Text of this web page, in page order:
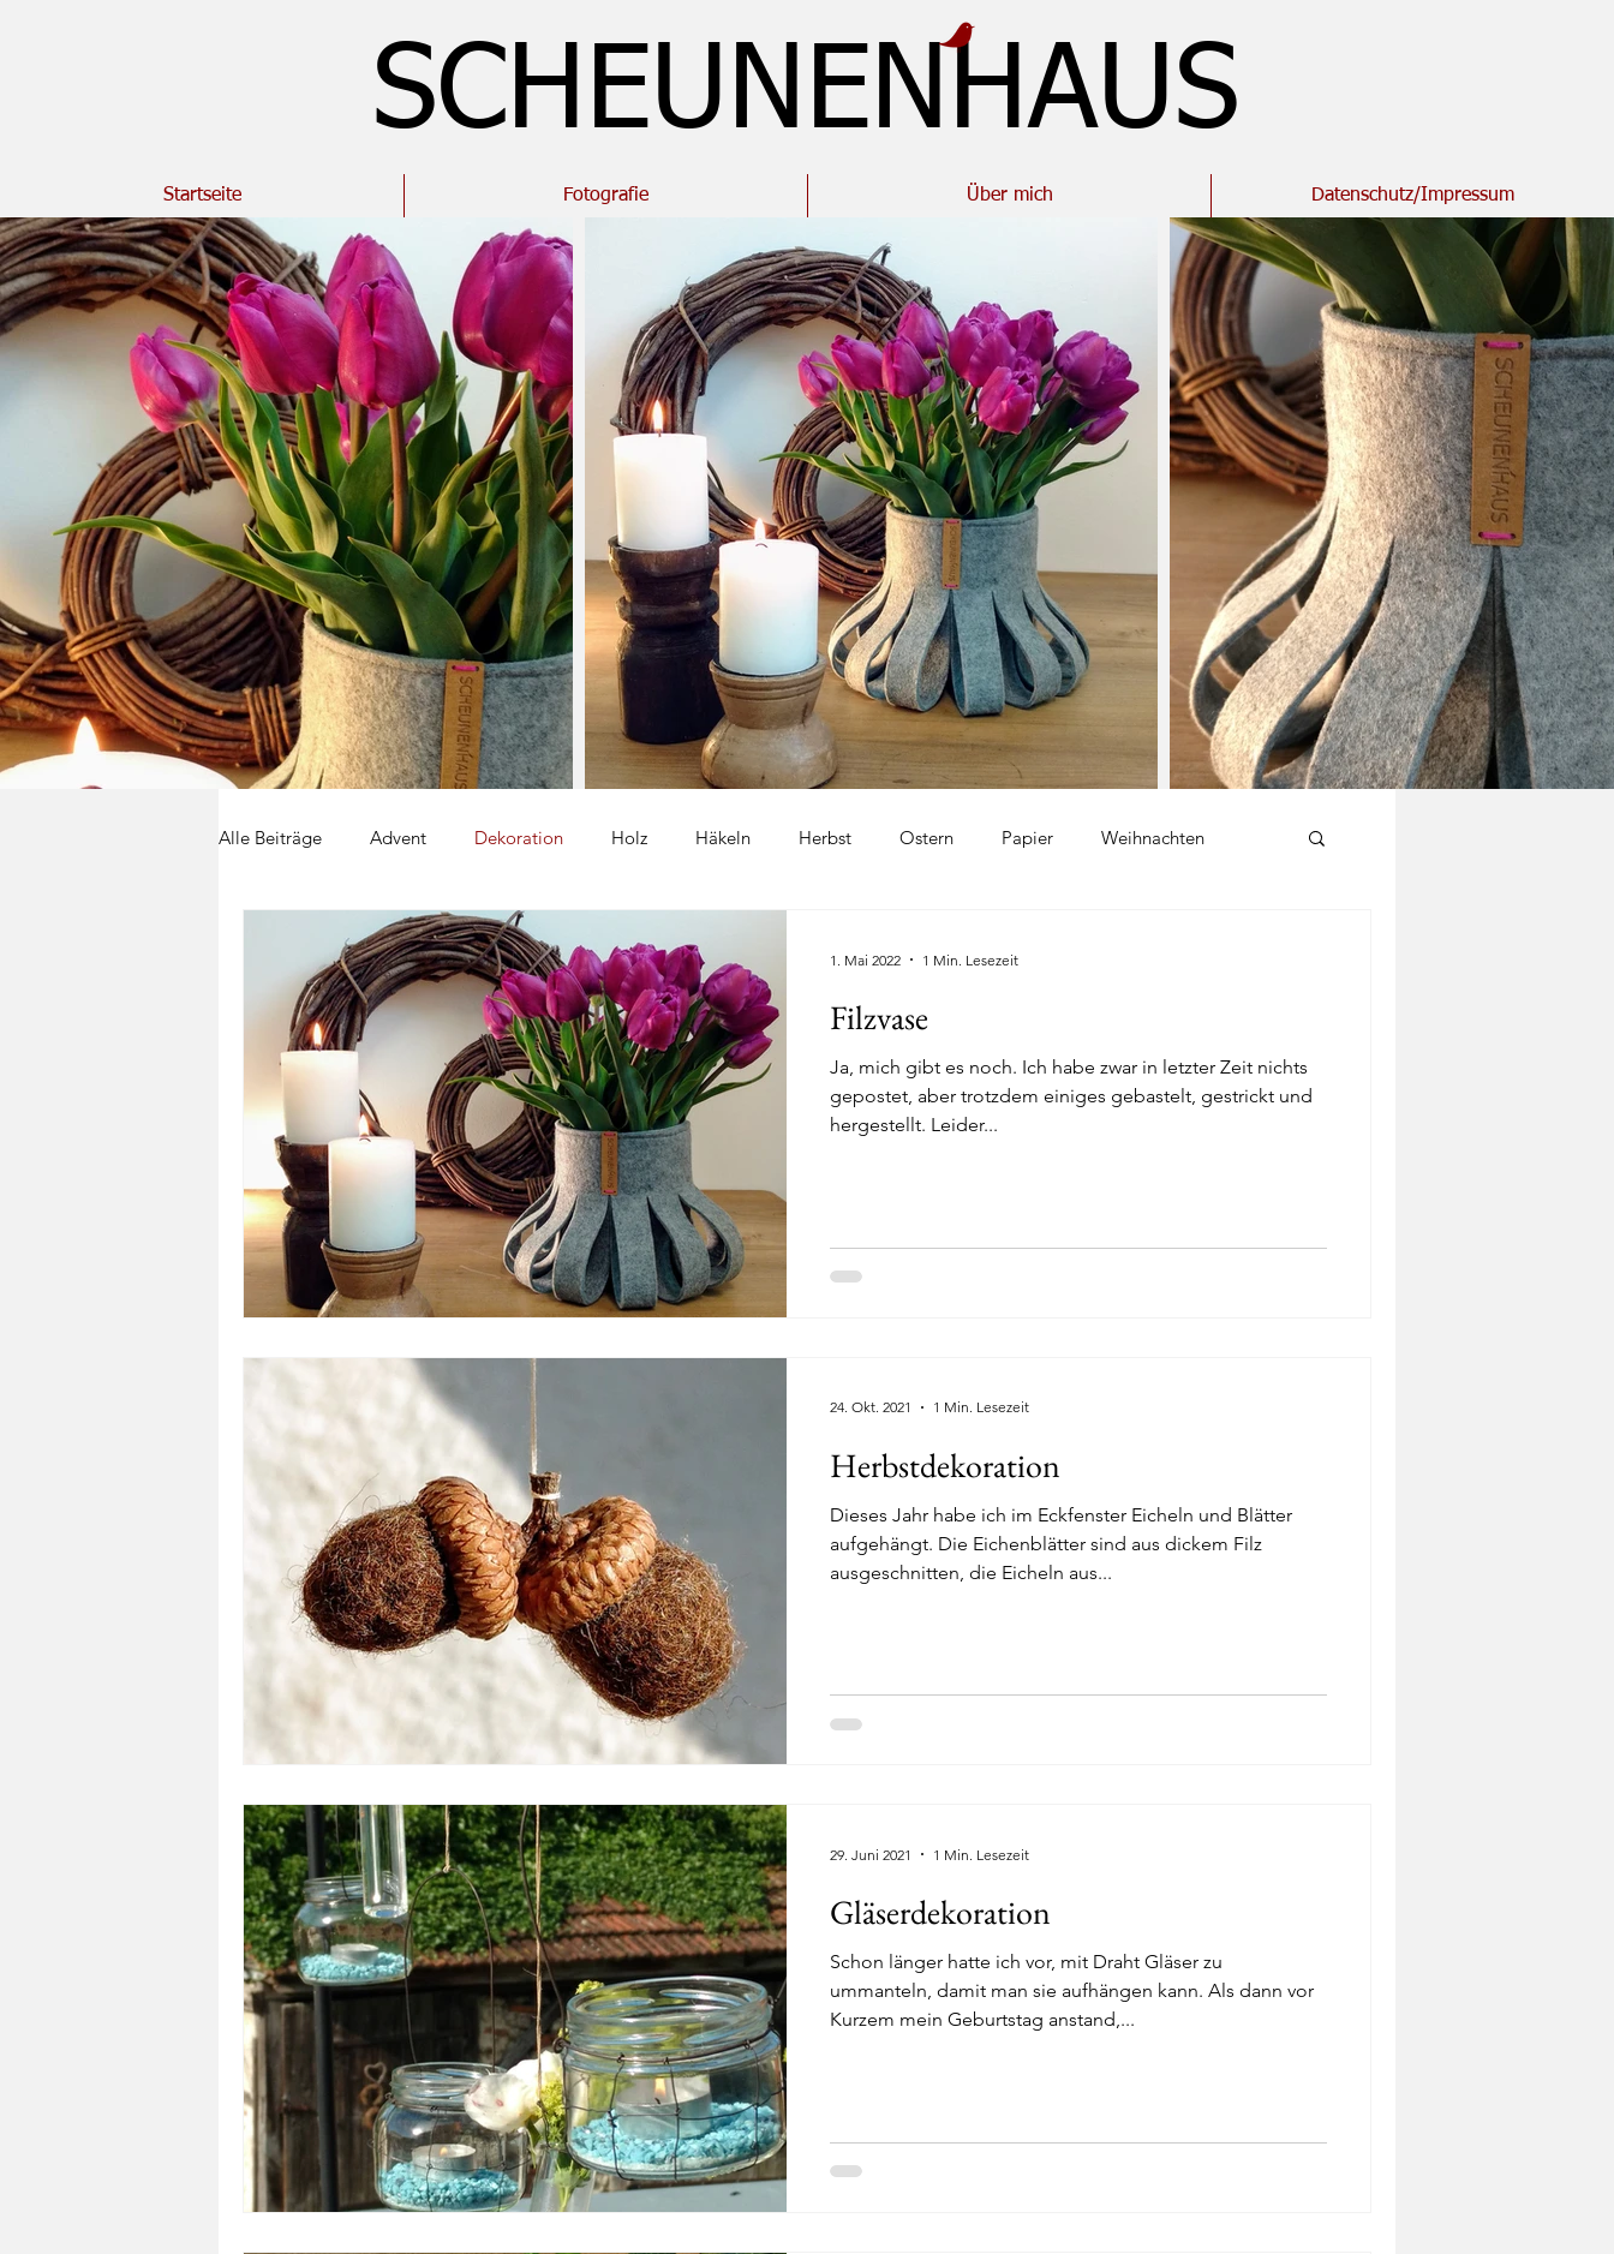
SCHEUNENHAUS
Startseite Fotografie Über mich Datenschutz/Impressum
Alle Beiträge Advent Dekoration Holz Häkeln Herbst Ostern Papier Weihnachten
Frühling Stricken
Garten Paletten Haus Blumen Kranz Sterne
Tischdekoration Draht Kerzenhalter
Filzvase
Ja, mich gibt es noch. Ich habe zwar in letzter Zeit nichts
gepostet, aber trotzdem einiges gebastelt, gestrickt und
hergestellt. Leider...
1. Mai 2022 1 Min. Lesezeit
Herbstdekoration
Dieses Jahr habe ich im Eckfenster Eicheln und Blätter
aufgehängt. Die Eichenblätter sind aus dickem Filz
ausgeschnitten, die Eicheln aus...
24. Okt. 2021 1 Min. Lesezeit
Gläserdekoration
Schon länger hatte ich vor, mit Draht Gläser zu
ummanteln, damit man sie aufhängen kann. Als dann vor
Kurzem mein Geburtstag anstand,...
29. Juni 2021 1 Min. Lesezeit